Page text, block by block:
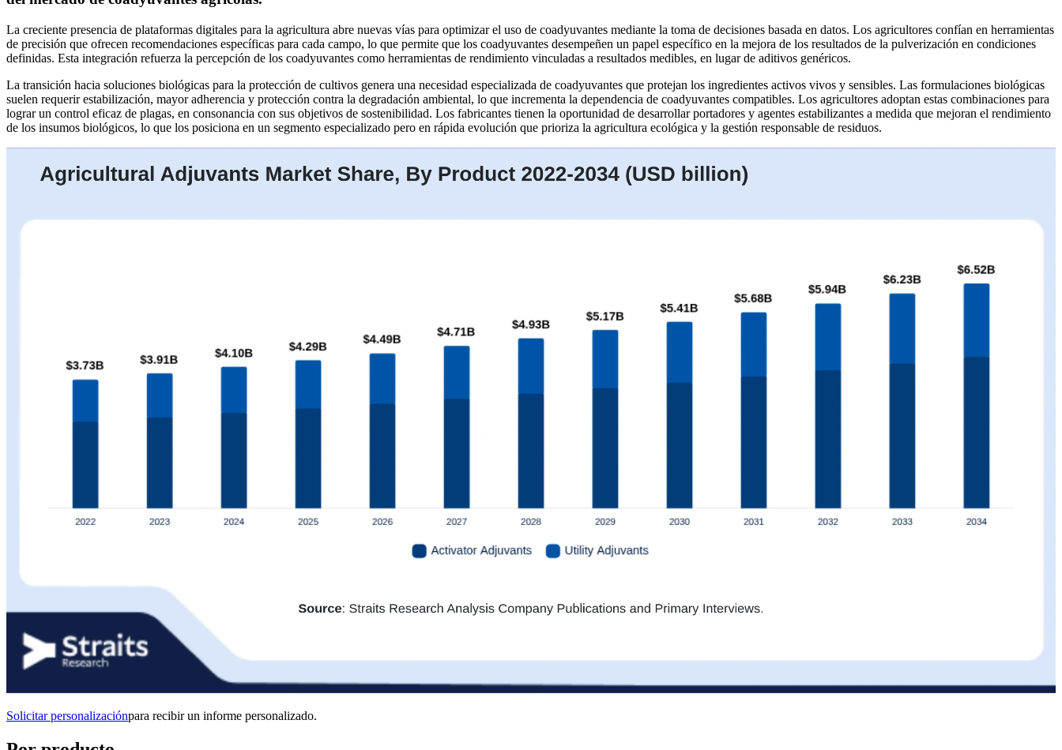
La creciente presencia de plataformas digitales para la agricultura abre nuevas vías para optimizar el uso de coadyuvantes mediante la toma de decisiones basada en datos. Los agricultores confían en herramientas
de precisión que ofrecen recomendaciones específicas para cada campo, lo que permite que los coadyuvantes desempeñen un papel específico en la mejora de los resultados de la pulverización en condiciones
definidas. Esta integración refuerza la percepción de los coadyuvantes como herramientas de rendimiento vinculadas a resultados medibles, en lugar de aditivos genéricos.
La transición hacia soluciones biológicas para la protección de cultivos genera una necesidad especializada de coadyuvantes que protejan los ingredientes activos vivos y sensibles. Las formulaciones biológicas
suelen requerir estabilización, mayor adherencia y protección contra la degradación ambiental, lo que incrementa la dependencia de coadyuvantes compatibles. Los agricultores adoptan estas combinaciones para
lograr un control eficaz de plagas, en consonancia con sus objetivos de sostenibilidad. Los fabricantes tienen la oportunidad de desarrollar portadores y agentes estabilizantes a medida que mejoran el rendimiento
de los insumos biológicos, lo que los posiciona en un segmento especializado pero en rápida evolución que prioriza la agricultura ecológica y la gestión responsable de residuos.
Solicitar personalizaciónpara recibir un informe personalizado.